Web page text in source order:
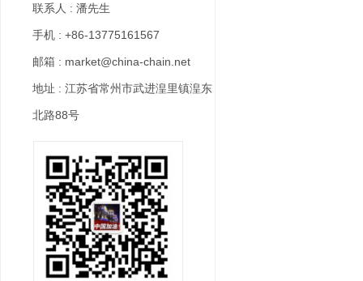
联系人 : 潘先生
手机 : +86-13775161567
邮箱 : market@china-chain.net
地址 : 江苏省常州市武进湟里镇湟东
北路88号